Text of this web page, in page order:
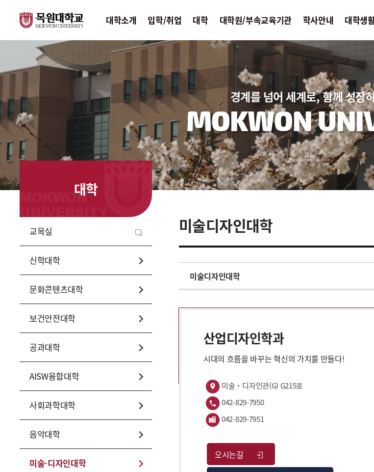
대학소개 입학/취업 대학 대학원/부속교육기관 학사안내 대학생
경계를 넘어 세계로, 함께 성장
MOKWON
대학
교목실
신학대학
문화콘텐츠대학
보건안전대학
공과대학
AISW융합대학
사회과학대학
음악대학
미술·디자인대학
미술디자인대학
미술디자인대학
산업디자인학과
시대의 흐름을 바꾸는 혁신의 가치를 만들다!
미술・디자인관(G) G215호
042-829-7950
042-829-7951
오시는길